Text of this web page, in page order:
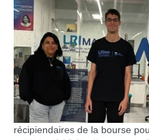
récipiendaires de la bourse